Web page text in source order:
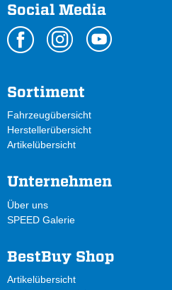
Social Media
Sortiment
Fahrzeugübersicht
Herstellerübersicht
Artikelübersicht
Unternehmen
Über uns
SPEED Galerie
BestBuy Shop
Artikelübersicht